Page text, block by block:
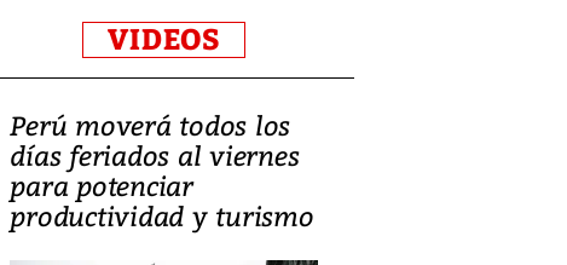
VIDEOS
Perú moverá todos los
días feriados al viernes
para potenciar
productividad y turismo